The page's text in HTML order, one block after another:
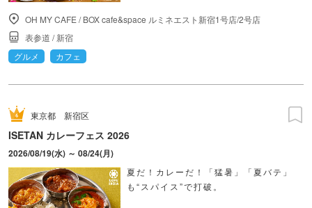
OH MY CAFE /BOX cafe&space ルミネエスト新宿1号店/2号店
表参道 /新宿
グルメ
カフェ
東京都 新宿区
ISETAN カレーフェス 2026
2026/08/19(水) ～ 08/24(月)
夏だ！カレーだ！「猛暑」「夏バテ」
も“スパイス”で打破。